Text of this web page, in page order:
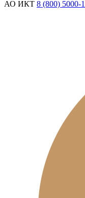
АО ИКТ 8 (800) 5000-